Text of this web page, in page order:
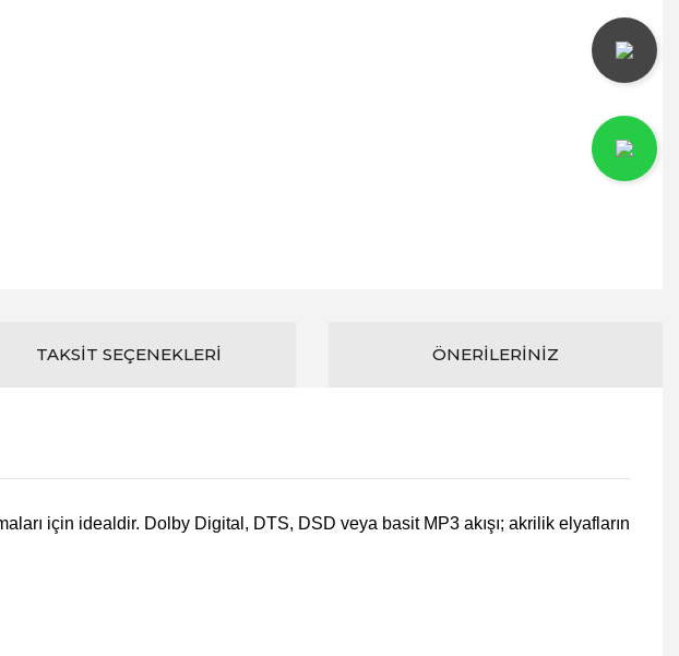
TAKSIT SEÇENEKLERI ÖNERILERINIZ
için idealdir. Dolby Digital, DTS, DSD veya basit MP3 akışı; akrilik elyafların